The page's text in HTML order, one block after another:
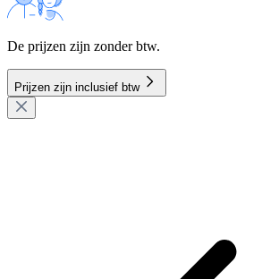
De prijzen zijn zonder btw.
Prijzen zijn inclusief btw